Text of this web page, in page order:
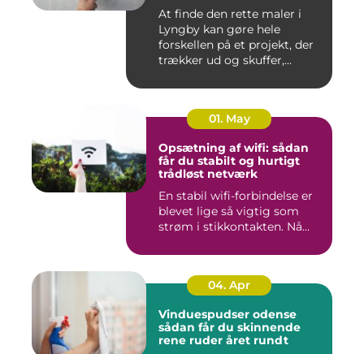
At finde den rette maler i
Lyngby kan gøre hele
forskellen på et projekt, der
trækker ud og skuffer,...
01. May
Opsætning af wifi: sådan
får du stabilt og hurtigt
trådløst netværk
En stabil wifi-forbindelse er
blevet lige så vigtig som
strøm i stikkontakten. Nå...
04. Apr
Vinduespudser odense
sådan får du skinnende
rene ruder året rundt